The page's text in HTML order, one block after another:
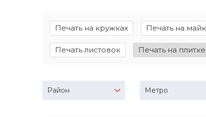
Печать на кружках Печать на
Печать листовок Печать на плитке
Район Метро